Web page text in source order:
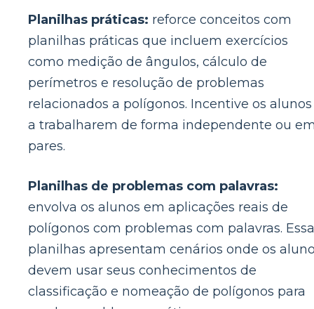
Planilhas práticas: reforce conceitos com
planilhas práticas que incluem exercícios
como medição de ângulos, cálculo de
perímetros e resolução de problemas
relacionados a polígonos. Incentive os alunos
a trabalharem de forma independente ou
pares.
Planilhas de problemas com palavras:
envolva os alunos em aplicações reais de
polígonos com problemas com palavras.
planilhas apresentam cenários onde os
devem usar seus conhecimentos de
classificação e nomeação de polígonos para